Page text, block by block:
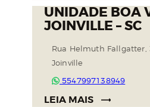
UNIDADE BOA
JOINVILLE – SC
Rua Helmuth Fallgatter,
Joinville
5547997138949
LEIA MAIS